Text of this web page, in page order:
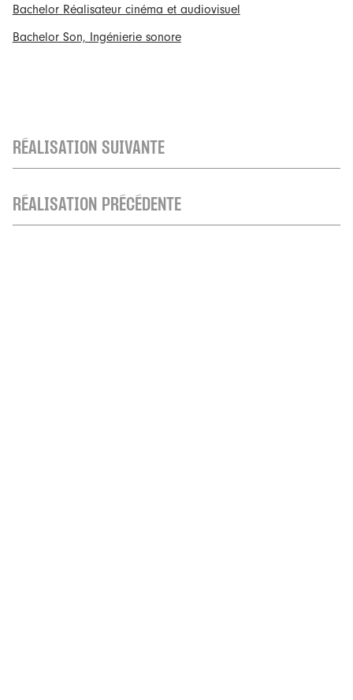
Bachelor Réalisateur cinéma et audiovisuel
Bachelor Son, Ingénierie sonore
RÉALISATION SUIVANTE
RÉALISATION PRÉCÉDENTE